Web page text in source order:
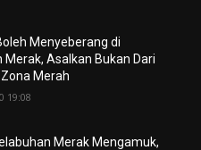
Menyeberang di
Merak, Asalkan Bukan Dari
Merah
19:08
Merak Mengamuk,